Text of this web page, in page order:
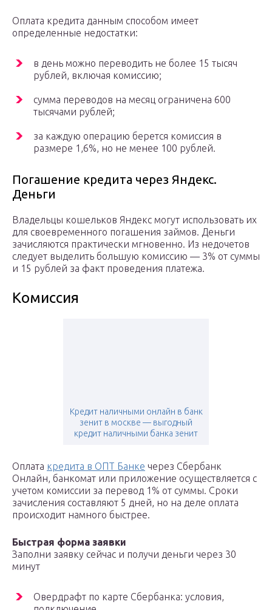
Оплата кредита данным способом имеет
определенные недостатки:
в день можно переводить не более 15 тысяч
рублей, включая комиссию;
сумма переводов на месяц ограничена 600
тысячами рублей;
за каждую операцию берется комиссия в
размере 1,6%, но не менее 100 рублей.
Погашение кредита через Яндекс.
Деньги
Владельцы кошельков Яндекс могут использовать их
для своевременного погашения займов. Деньги
зачисляются практически мгновенно. Из недочетов
следует выделить большую комиссию — 3% от суммы
и 15 рублей за факт проведения платежа.
Комиссия
Кредит наличными онлайн в банк
зенит в москве — выгодный
кредит наличными банка зенит
Оплата кредита в ОПТ Банке через Сбербанк
Онлайн, банкомат или приложение осуществляется с
учетом комиссии за перевод 1% от суммы. Сроки
зачисления составляют 5 дней, но на деле оплата
происходит намного быстрее.
Быстрая форма заявки
Заполни заявку сейчас и получи деньги через 30
минут
Овердрафт по карте Сбербанка: условия,